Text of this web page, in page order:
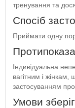
тренування та
Спосіб
Приймати одну
Індивідуальна
вагітним і
застосуванням
Умови